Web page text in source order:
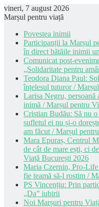
vineri, 7 august 2026
Marșul pentru viață
Povestea inimii
Participanții la Marșul
în direct bătăile inimii
Comunicat post-
„Solidaritate pentru
Teodora Diana Paul:
înțelesul tuturor /
Larisa Negru, persoană
inimă / Marșul pentru
Cristian Budău: Să nu
sufletul ei nu și-o
am făcut / Marșul
Mara Epuraș, Centrul
de cât de mare ești, ci
Viață București 2026
Maria Czernin, Pro-
fie teamă să-l rostim /
PS Vincențiu: Prin
„Da” iubirii
Noi Marșuri pentru